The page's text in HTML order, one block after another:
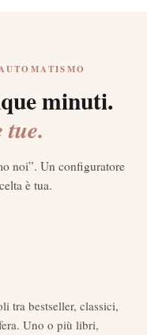
minuti.
tue.
noi”. Un configuratore
è tua.
tra bestseller, classici,
Uno o più libri,